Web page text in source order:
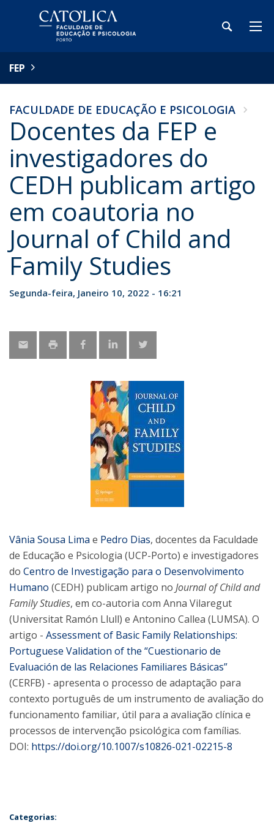
FEP
FACULDADE DE EDUCAÇÃO E PSICOLOGIA
Docentes da FEP e
investigadores do
CEDH publicam artigo
em coautoria no
Journal of Child and
Family Studies
Segunda-feira, Janeiro 10, 2022 - 16:21
Vânia Sousa Lima e Pedro Dias, docentes da Faculdade
de Educação e Psicologia (UCP-Porto) e investigadores
do Centro de Investigação para o Desenvolvimento
Humano (CEDH) publicam artigo no Journal of Child and
Family Studies, em co-autoria com Anna Vilaregut
(Universitat Ramón Llull) e Antonino Callea (LUMSA). O
artigo - Assessment of Basic Family Relationships:
Portuguese Validation of the “Cuestionario de
Evaluación de las Relaciones Familiares Básicas”
(CERFB) - apresenta o processo de adaptação para
contexto português de um instrumento de avaliação do
funcionamento familiar, útil para a avaliação clínica e
processos de intervenção psicológica com famílias.
DOI: https://doi.org/10.1007/s10826-021-02215-8
Categorias: